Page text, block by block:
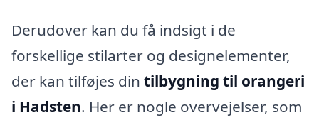
Derudover kan du få indsigt i de
forskellige stilarter og designelementer,
der kan tilføjes din tilbygning til orangeri
i Hadsten. Her er nogle overvejelser, som